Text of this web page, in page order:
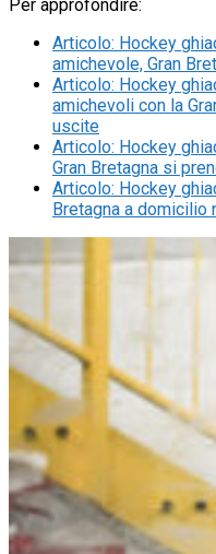
Per approfondire:
Articolo: Hockey
amichevole, Gran
Articolo: Hockey
amichevoli con la
uscite
Articolo: Hockey
Gran Bretagna si
Articolo: Hockey
Bretagna a domicilio